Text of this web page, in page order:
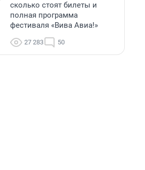
сколько стоят билеты и
полная программа
фестиваля «Вива Авиа!»
27 283 50